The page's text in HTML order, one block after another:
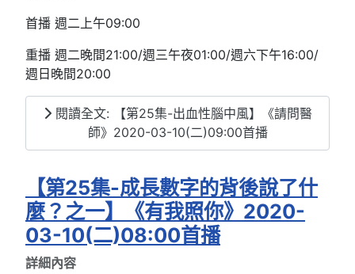
首播 週二上午09:00
重播 週二晚間21:00/週三午夜01:00/週六下午16:00/
週日晚間20:00
閱讀全文: 【第25集-出血性腦中風】《請問醫
師》2020-03-10(二)09:00首播
【第25集-成長數字的背後說了什
麼？之一】《有我照你》2020-
03-10(二)08:00首播
詳細內容